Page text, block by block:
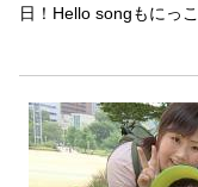
日！Hello songもにっ